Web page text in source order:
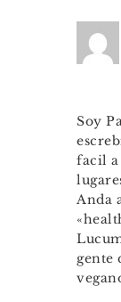
Soy
facil
Anda
gente